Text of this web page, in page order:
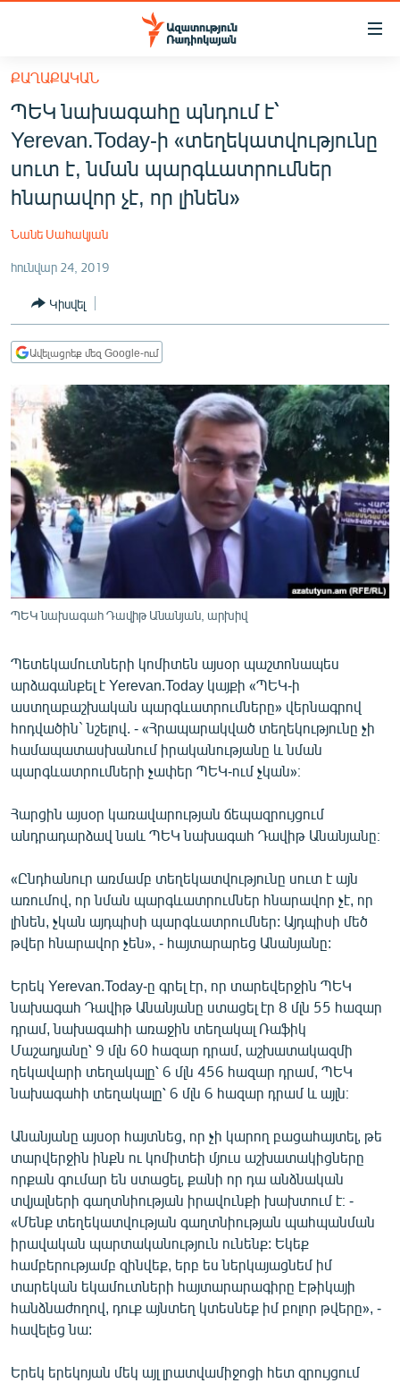
Մատչելիության
հիմնական
բովանդակությանը
Անցնել
հիմնական
մենյուին
Որոնում
ՔԱՂԱՔԱԿԱՆ
ԸՆՏՐՈՒԹՅՈՒՆՆԵՐ 2026
ՊԱՏԵՐԱԶՄԻ 6 ՇԱԲԱԹՆԵՐԸ
ՏԱՐԱԾԱՇՐՋԱՆ
ՄԻՋԱԶԳԱՅԻՆ
ՄՇԱԿՈՒՅԹ
ՍՊՈՐՏ
ՄԵԿՆԱԲԱՆՈՒԹՅՈՒՆ
ՏՏ ԵՒ ԻՆՏԵՐՆԵՏ
ԿՈՐՈՆԱՎԻՐՈՒՍ
ԱՐԽԻՎ
ԲԱՆԱՎԵՃ
ՁԳՏԵԼՈՎ ԼԱՎԱԳՈՒՅՆԻՆ
ՓՈԴՔԱՍԹ
Հայերեն
English
Русский
ՀԵՏԵՎԵՔ ՄԵԶ
«Ազատության» բոլոր կայքերը
ՔԱՂԱՔԱԿԱՆ
ՊԵԿ նախագահը պնդում է՝
Yerevan.Today-ի «տեղեկատվությունը
սուտ է, նման պարգևատրումներ
հնարավոր չէ, որ լինեն»
Նանե Սահակյան
հունվար 24, 2019
Կիսվել
Ավելացրեք մեզ Google-ում
ՊԵԿ նախագահ Դավիթ Անանյան, արխիվ
Պետեկամուտների կոմիտեն այսօր պաշտոնապես
արձագանքել է Yerevan.Today կայքի «ՊԵԿ-ի
աստղաբաշխական պարգևատրումները» վերնագրով
հոդվածին` նշելով. - «Հրապարակված տեղեկությունը չի
համապատասխանում իրականությանը և նման
պարգևատրումների չափեր ՊԵԿ-ում չկան»։
Հարցին այսօր կառավարության ճեպազրույցում
անդրադարձավ նաև ՊԵԿ նախագահ Դավիթ Անանյանը։
«Ընդհանուր առմամբ տեղեկատվությունը սուտ է այն
առումով, որ նման պարգևատրումներ հնարավոր չէ, որ
լինեն, չկան այդպիսի պարգևատրումներ: Այդպիսի մեծ
թվեր հնարավոր չեն», - հայտարարեց Անանյանը:
Երեկ Yerevan.Today-ը գրել էր, որ տարեվերջին ՊԵԿ
նախագահ Դավիթ Անանյանը ստացել էր 8 մլն 55 հազար
դրամ, նախագահի առաջին տեղակալ Ռաֆիկ
Մաշադյանը՝ 9 մլն 60 հազար դրամ, աշխատակազմի
ղեկավարի տեղակալը՝ 6 մլն 456 հազար դրամ, ՊԵԿ
նախագահի տեղակալը՝ 6 մլն 6 հազար դրամ և այլն։
Անանյանը այսօր հայտնեց, որ չի կարող բացահայտել, թե
տարվերջին ինքն ու կոմիտեի մյուս աշխատակիցները
որքան գումար են ստացել, քանի որ դա անձնական
տվյալների գաղտնիության իրավունքի խախտում է։ -
«Մենք տեղեկատվության գաղտնիության պահպանման
իրավական պարտականություն ունենք: Եկեք
համբերությամբ զինվեք, երբ ես ներկայացնեմ իմ
տարեկան եկամուտների հայտարարագիրը Էթիկայի
հանձնաժողով, դուք այնտեղ կտեսնեք իմ բոլոր թվերը», -
հավելեց նա:
Երեկ երեկոյան մեկ այլ լրատվամիջոցի հետ զրույցում